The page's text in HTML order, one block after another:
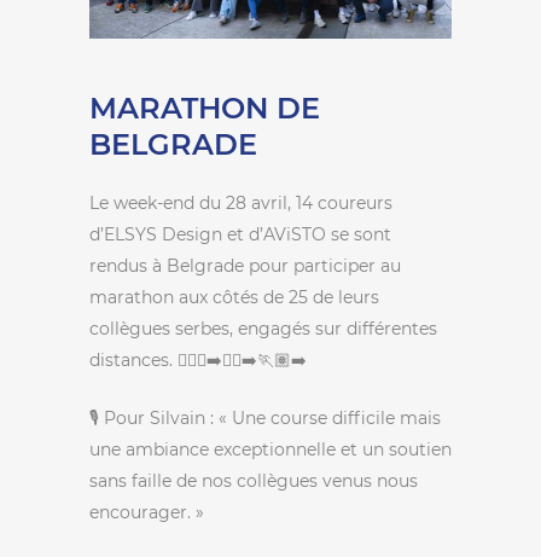
MARATHON DE
BELGRADE
Le week-end du 28 avril, 14 coureurs
d’ELSYS Design et d’AViSTO se sont
rendus à Belgrade pour participer au
marathon aux côtés de 25 de leurs
collègues serbes, engagés sur différentes
distances. 🏃🏿‍♂️‍➡️🏃‍♀️‍➡️🏃🏽‍➡️
🎙️ Pour Silvain : « Une course difficile mais
une ambiance exceptionnelle et un soutien
sans faille de nos collègues venus nous
encourager. »